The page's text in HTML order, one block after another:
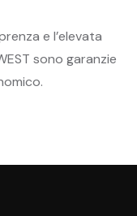
e l’elevata
sono garanzie